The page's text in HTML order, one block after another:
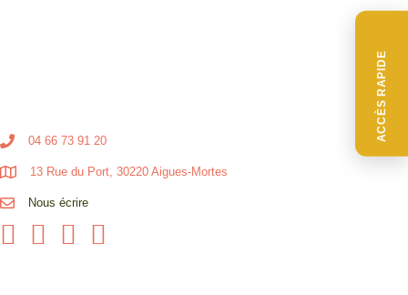
ACCÈS RAPIDE
04 66 73 91 20
13 Rue du Port, 30220 Aigues-Mortes
Nous écrire